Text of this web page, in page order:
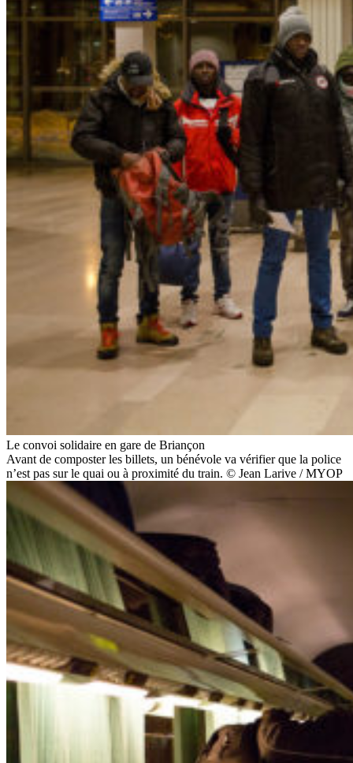
Le convoi solidaire en gare de Briançon
Avant de composter les billets, un bénévole va vérifier que la police
n’est pas sur le quai ou à proximité du train. © Jean Larive / MYOP